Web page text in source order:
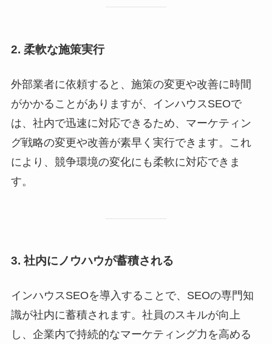
2. 柔軟な施策実行
外部業者に依頼すると、施策の変更や改善に時間
がかかることがありますが、インハウスSEOで
は、社内で迅速に対応できるため、マーケティン
グ戦略の変更や改善が素早く実行できます。これ
により、競争環境の変化にも柔軟に対応できま
す。
3. 社内にノウハウが蓄積される
インハウスSEOを導入することで、SEOの専門知
識が社内に蓄積されます。社員のスキルが向上
し、企業内で持続的なマーケティング力を高める